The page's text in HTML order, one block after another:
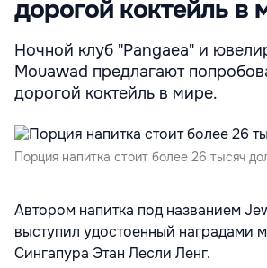
дорогой коктейль в
Ночной клуб "Pangaea" и
Mouawad предлагают
дорогой коктейль в мире.
Порция напитка стоит более 26 тысяч
Автором напитка под названием
выступил удостоенный наградами
Сингапура Этан Лесли Ленг.